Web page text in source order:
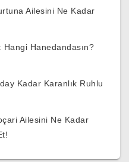
Ailesini Ne Kadar
Hanedandasın?
Kadar Karanlık Ruhlu
Ailesini Ne Kadar